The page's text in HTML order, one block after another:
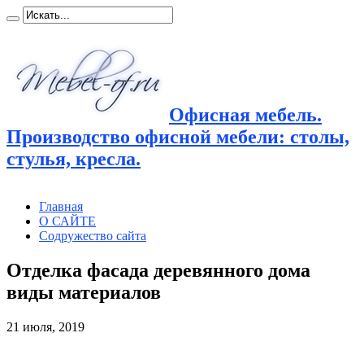
Офисная мебель.
Производство офисной мебели: столы,
стулья, кресла.
Главная
О САЙТЕ
Содружество сайта
Отделка фасада деревянного дома
виды материалов
21 июля, 2019